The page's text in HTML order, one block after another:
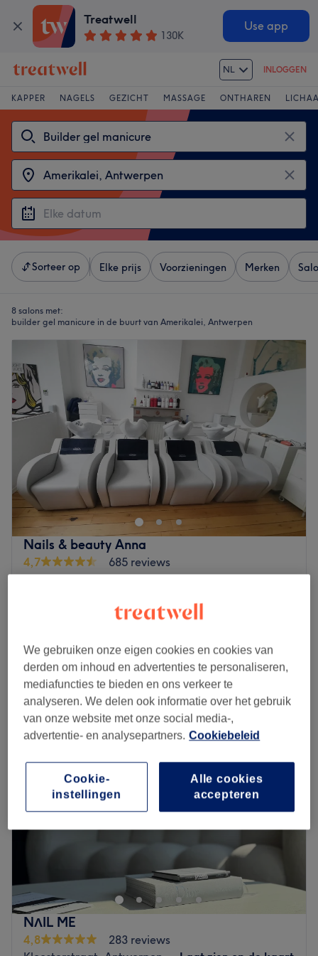
Treatwell
130K
Use app
NL INLOGGEN
KAPPER NAGELS GEZICHT MASSAGE ONTHAREN
Sorteer op Elke prijs Voorzieningen Merken
8 salons met:
builder gel manicure in de buurt van Amerikalei, Antwerpen
Nails & beauty Anna
4,7
685 reviews
Nationale Bank, Antwerpen
1 u
bespaar tot 15%
Kort overzicht salongegevens
Maandag 09:00–18:00
Dinsdag
07:30
Woensdag
Gesloten
Donderdag
07:30–19:00
Vrijdag
07:30–19:00
Zaterdag
07:30–18:00
Zondag
Gesloten
Nails & beauty Anna met bijzonder interesse in anti
aging en esthetic is gevestigd in een bekende salon
Harlow. Deze leuke salon gelegen in Antwerpen werkt
met een professioneel team en biedt diverse
behandelingen aan. Haarbehandelingen, beauty
behandelingen en waxen, je kan bij hen voor van alles
terecht.
NΛIL ME
4,8
283 reviews
We gebruiken onze eigen cookies en cookies van
derden om inhoud en advertenties te personaliseren,
mediafuncties te bieden en ons verkeer te
analyseren. We delen ook informatie over het gebruik
van onze website met onze social media-,
advertentie- en analysepartners. Cookiebeleid
Alle cookies
accepteren
Cookie-
instellingen